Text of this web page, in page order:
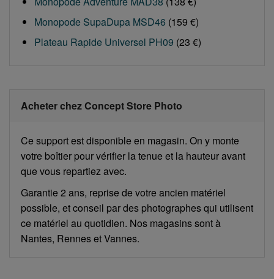
Monopode SupaDupa MSD46 (159 €)
Plateau Rapide Universel PH09 (23 €)
Acheter chez Concept Store Photo
Ce support est disponible en magasin. On y monte
votre boîtier pour vérifier la tenue et la hauteur avant
que vous repartiez avec.
Garantie 2 ans, reprise de votre ancien matériel
possible, et conseil par des photographes qui utilisent
ce matériel au quotidien. Nos magasins sont à
Nantes, Rennes et Vannes.